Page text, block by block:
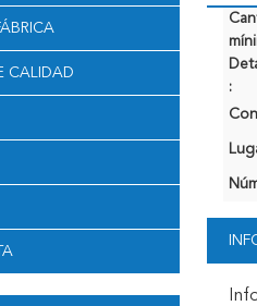
CALIDAD
: